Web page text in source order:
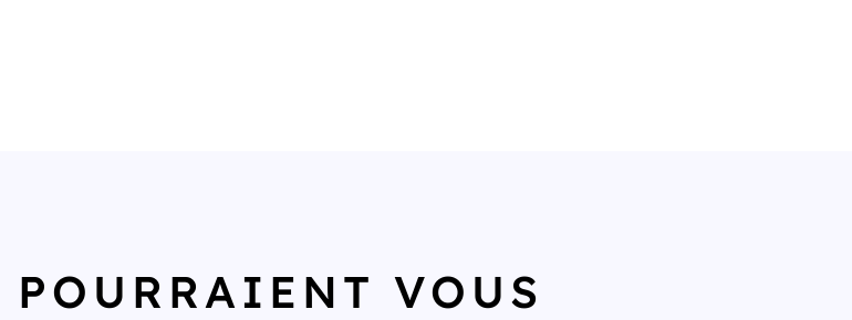
VOUS